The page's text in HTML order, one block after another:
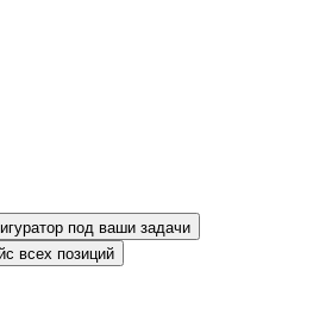
под ваши задачи
всех позиций